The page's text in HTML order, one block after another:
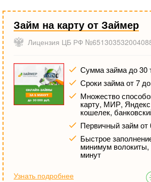
Займ на карту от Займер
Лицензия ЦБ РФ
Сумма займа до 30
Сроки займа от 7
Множество
карту, МИР,
кошелек,
Первичный займ от
Быстрое
минимум
минут
Узнать подробнее